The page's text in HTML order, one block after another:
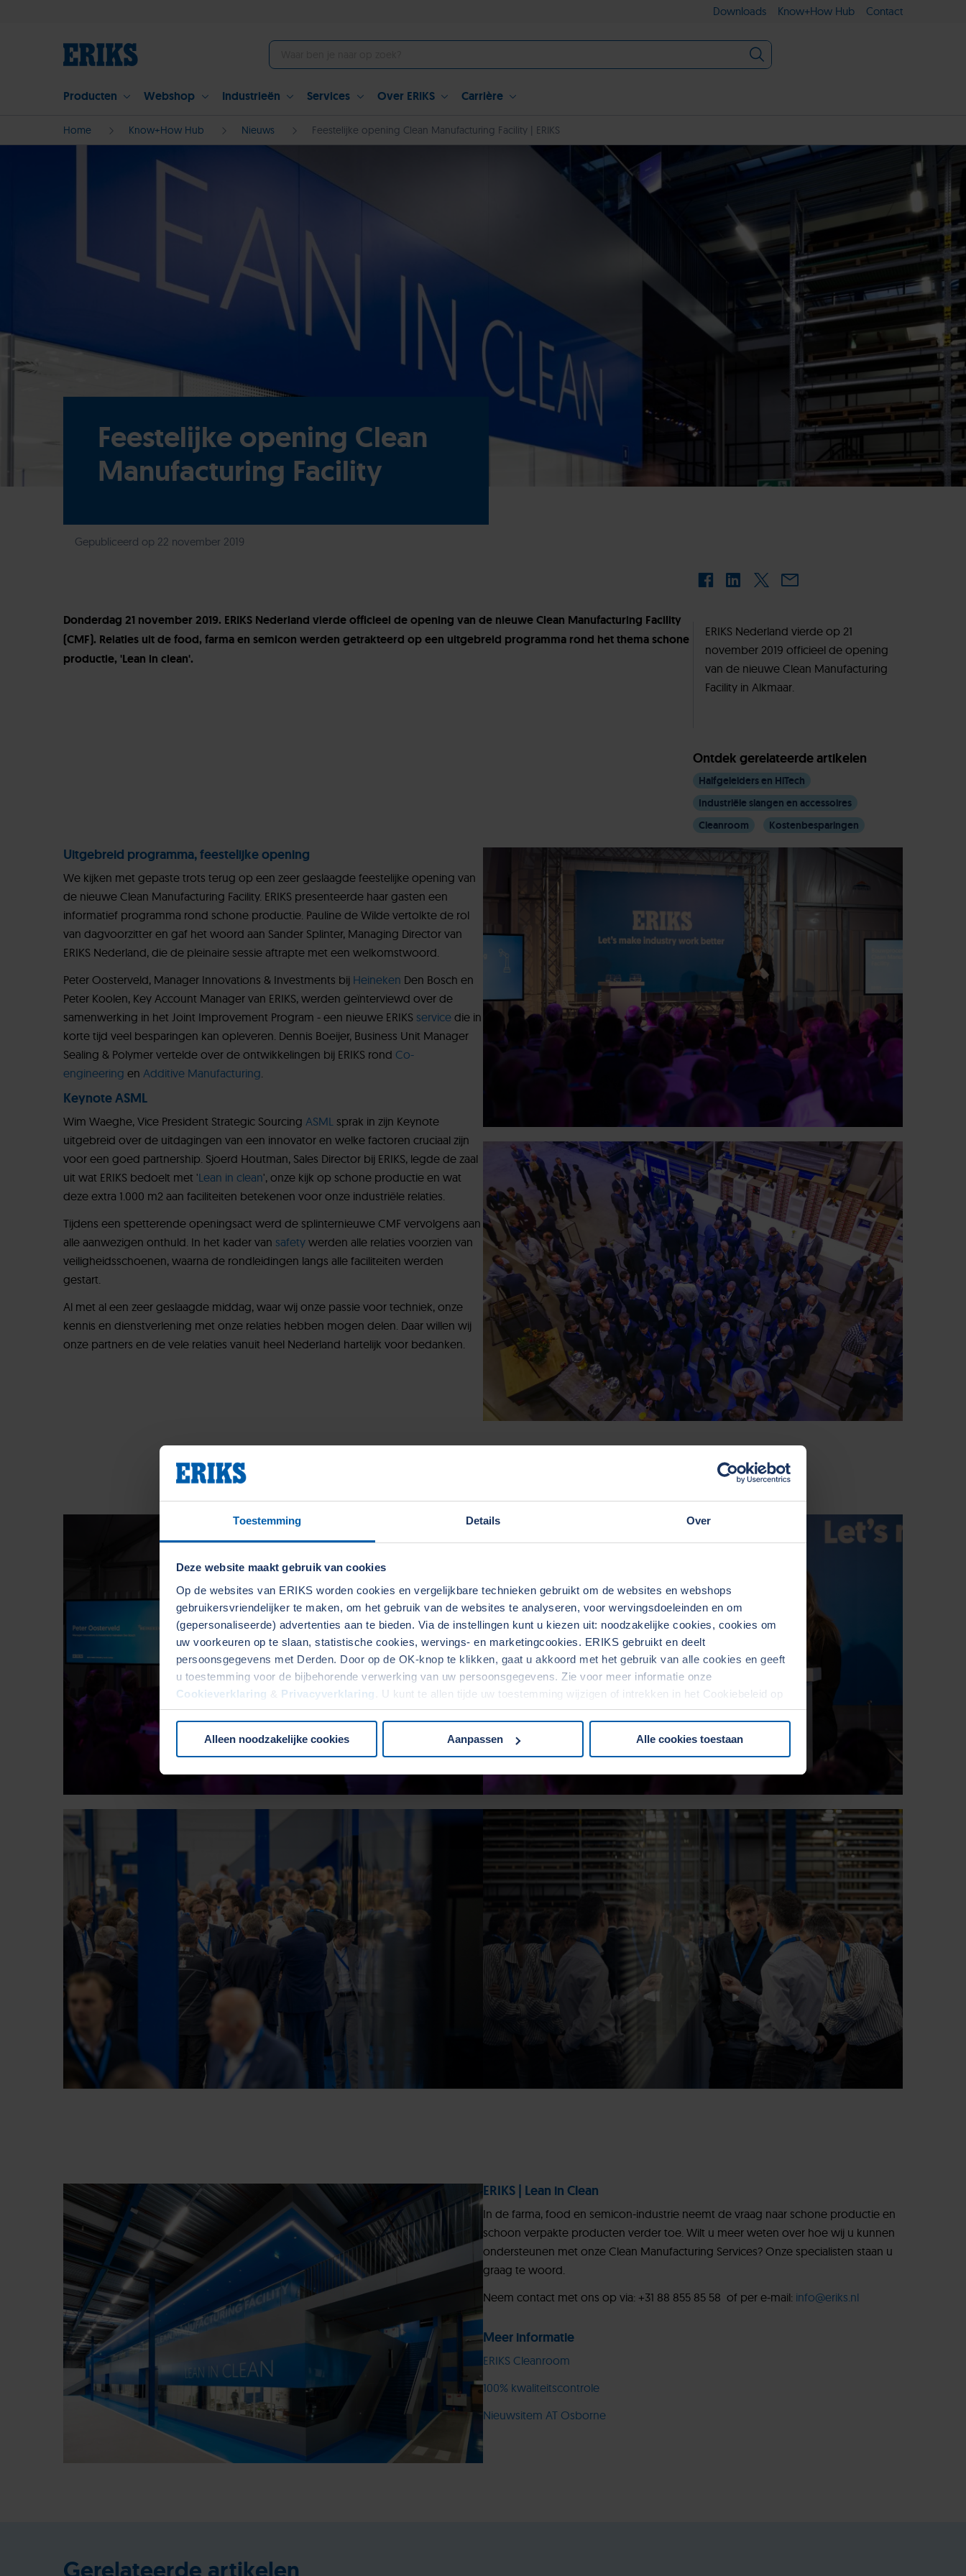
Toestemming Details Over
Deze website maakt gebruik van cookies
Op de websites van ERIKS worden cookies en vergelijkbare technieken gebruikt om de websites en webshops
gebruikersvriendelijker te maken, om het gebruik van de websites te analyseren, voor wervingsdoeleinden en om
(gepersonaliseerde) advertenties aan te bieden. Via de instellingen kunt u kiezen uit: noodzakelijke cookies, cookies om
uw voorkeuren op te slaan, statistische cookies, wervings- en marketingcookies. ERIKS gebruikt en deelt
persoonsgegevens met Derden. Door op de OK-knop te klikken, gaat u akkoord met het gebruik van alle cookies en geeft
u toestemming voor de bijbehorende verwerking van uw persoonsgegevens. Zie voor meer informatie onze
Cookieverklaring & Privacyverklaring . U kunt te allen tijde uw toestemming wijzigen of intrekken in het Cookiebeleid op
onze website.
Alleen noodzakelijke cookies Aanpassen Alle cookies toestaan
Producten Webshop Industrieën Services Over ERIKS Carrière
Downloads Know+How Hub Contact
Home Know+How Hub Nieuws Feestelijke opening Clean Manufacturing Facility | ERIKS
Feestelijke opening Clean
Manufacturing Facility
Gepubliceerd op 22 november 2019
Donderdag 21 november 2019. ERIKS Nederland vierde officieel de opening van de nieuwe Clean Manufacturing Facility
(CMF). Relaties uit de food, farma en semicon werden getrakteerd op een uitgebreid programma rond het thema schone
productie, 'Lean in clean'.
ERIKS Nederland vierde op 21
november 2019 officieel de opening
van de nieuwe Clean Manufacturing
Facility in Alkmaar.
Ontdek gerelateerde artikelen
Halfgeleiders en HiTech
Industriële slangen en accessoires
Cleanroom
Kostenbesparingen
Uitgebreid programma, feestelijke opening
We kijken met gepaste trots terug op een zeer geslaagde feestelijke opening van
de nieuwe Clean Manufacturing Facility. ERIKS presenteerde haar gasten een
informatief programma rond schone productie. Pauline de Wilde vertolkte de rol
van dagvoorzitter en gaf het woord aan Sander Splinter, Managing Director van
ERIKS Nederland, die de pleinaire sessie aftrapte met een welkomstwoord.
Peter Oosterveld, Manager Innovations & Investments bij Heineken Den Bosch en
Peter Koolen, Key Account Manager van ERIKS, werden geïnterviewd over de
samenwerking in het Joint Improvement Program - een nieuwe ERIKS service die in
korte tijd veel besparingen kan opleveren. Dennis Boeijer, Business Unit Manager
Sealing & Polymer vertelde over de ontwikkelingen bij ERIKS rond Co-
engineering en Additive Manufacturing.
Keynote ASML
Wim Waeghe, Vice President Strategic Sourcing ASML sprak in zijn Keynote
uitgebreid over de uitdagingen van een innovator en welke factoren cruciaal zijn
voor een goed partnership. Sjoerd Houtman, Sales Director bij ERIKS, legde de zaal
uit wat ERIKS bedoelt met 'Lean in clean', onze kijk op schone productie en wat
deze extra 1.000 m2 aan faciliteiten betekenen voor onze industriële relaties.
Tijdens een spetterende openingsact werd de splinternieuwe CMF vervolgens aan
alle aanwezigen onthuld. In het kader van safety werden alle relaties voorzien van
veiligheidsschoenen, waarna de rondleidingen langs alle faciliteiten werden
gestart.
Al met al een zeer geslaagde middag, waar wij onze passie voor techniek, onze
kennis en dienstverlening met onze relaties hebben mogen delen. Daar willen wij
onze partners en de vele relaties vanuit heel Nederland hartelijk voor bedanken.
ERIKS | Lean in Clean
In de farma, food en semicon-industrie neemt de vraag naar schone productie en
schoon verpakte producten verder toe. Wilt u meer weten over hoe wij u kunnen
ondersteunen met onze Clean Manufacturing Services? Onze specialisten staan u
graag te woord.
Neem contact met ons op via: +31 88 855 85 58 of per e-mail: info@eriks.nl
Meer informatie
ERIKS Cleanroom
100% kwaliteitscontrole
Nieuwsitem AT Osborne